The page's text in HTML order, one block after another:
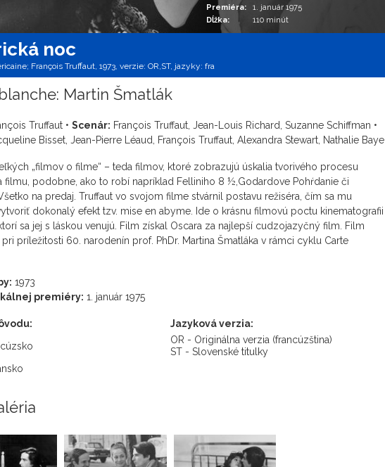
Premiéra:
1. január 1975
Dĺžka:
110 minút
noc
François Truffaut, 1973, verzie: OR,ST, jazyky: fra
Martin Šmatlák
Truffaut • Scenár: François Truffaut, Jean-Louis Richard, Suzanne Schiffman •
Bisset, Jean-Pierre Léaud, François Truffaut, Alexandra Stewart, Nathalie Baye
„filmov o filme“ – teda filmov, ktoré zobrazujú úskalia tvorivého procesu
filmu, podobne, ako to robí napríklad Felliniho 8 ½,Godardove Pohŕdanie či
na predaj. Truffaut vo svojom filme stvárnil postavu režiséra, čím sa mu
dokonalý efekt tzv. mise en abyme. Ide o krásnu filmovú poctu kinematografii
sa jej s láskou venujú. Film získal Oscara za najlepší cudzojazyčný film. Film
príležitosti 60. narodenín prof. PhDr. Martina Šmatláka v rámci cyklu Carte
1973
premiéry: 1. január 1975
Jazyková verzia:
OR - Originálna verzia (francúzština)
ST - Slovenské titulky